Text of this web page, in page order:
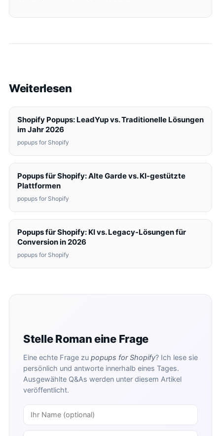
Weiterlesen
Shopify Popups: LeadYup vs. Traditionelle Lösungen
im Jahr 2026
popups for Shopify
Popups für Shopify: Alte Garde vs. KI-gestützte
Plattformen
popups for Shopify
Popups für Shopify: KI vs. Legacy-Lösungen für
Conversion in 2026
popups for Shopify
Stelle Roman eine Frage
Eine echte Frage zu popups for Shopify? Ich lese sie
persönlich und antworte innerhalb eines Tages.
Ausgewählte Q&As werden unter diesem Artikel
veröffentlicht.